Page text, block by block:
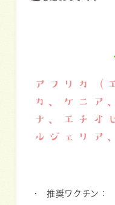
アフリカ（
カ、ケニア
ナ、エチオ
ルジェリア
推奨ワクチン：